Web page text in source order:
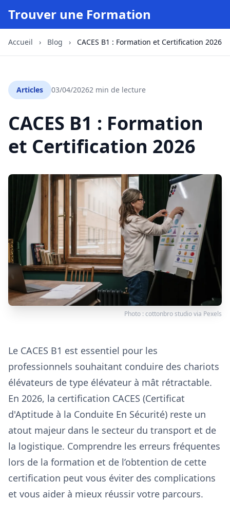
Trouver une Formation
Accueil › Blog › CACES B1 : Formation et Certification 2026
Articles 03/04/20262 min de lecture
CACES B1 : Formation
et Certification 2026
Photo :cottonbro studiovia Pexels
Le CACES B1 est essentiel pour les
professionnels souhaitant conduire des chariots
élévateurs de type élévateur à mât rétractable.
En 2026, la certification CACES (Certificat
d'Aptitude à la Conduite En Sécurité) reste un
atout majeur dans le secteur du transport et de
la logistique. Comprendre les erreurs fréquentes
lors de la formation et de l’obtention de cette
certification peut vous éviter des complications
et vous aider à mieux réussir votre parcours.